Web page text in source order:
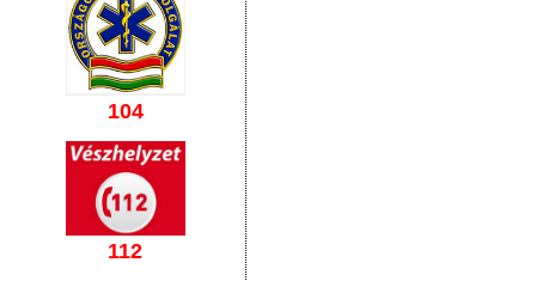
104
112